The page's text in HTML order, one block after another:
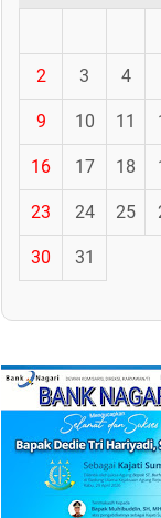
2 3 4
9 10 11
16 17 18
23 24 25
30 31